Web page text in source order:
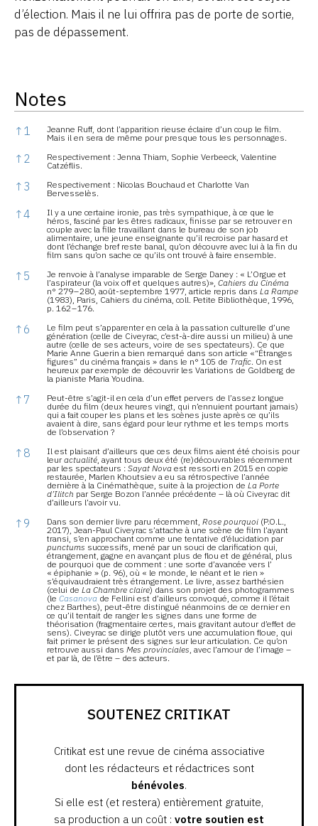
d’élection. Mais il ne lui offrira pas de porte de sortie,
pas de dépassement.
Notes
Notes
↑ 1
Jeanne Ruff, dont l’apparition rieuse éclaire d’un coup le film.
Mais il en sera de même pour presque tous les personnages.
↑ 2
Respectivement : Jenna Thiam, Sophie Verbeeck, Valentine
Catzéflis.
↑ 3
Respectivement : Nicolas Bouchaud et Charlotte Van
Bervesselès.
↑4
Il y a une certaine ironie, pas très sympathique, à ce que le
héros, fasciné par les êtres radicaux, finisse par se retrouver en
couple avec la fille travaillant dans le bureau de son job
alimentaire, une jeune enseignante qu’il recroise par hasard et
dont l’échange bref reste banal, qu’on découvre avec lui à la fin du
film sans qu’on sache ce qu’ils ont trouvé à faire ensemble.
↑ 5
Je renvoie à l’analyse imparable de Serge Daney : « L’Orgue et
l’aspirateur (la voix off et quelques autres)», Cahiers du Cinéma
n° 279 – 280, août-septembre 1977, article repris dans La Rampe
(1983), Paris, Cahiers du cinéma, coll. Petite Bibliothèque, 1996,
p. 162 – 176.
↑ 6
Le film peut s’apparenter en cela à la passation culturelle d’une
génération (celle de Civeyrac, c’est-à-dire aussi un milieu) à une
autre (celle de ses acteurs, voire de ses spectateurs). Ce que
Marie Anne Guerin a bien remarqué dans son article «“Étranges
figures” du cinéma français » dans le n° 105 de Trafic . On est
heureux par exemple de découvrir les Variations de Goldberg de
la pianiste Maria Youdina.
↑ 7
Peut-être s’agit-il en cela d’un effet pervers de l’assez longue
durée du film (deux heures vingt, qui n’ennuient pourtant jamais)
qui a fait couper les plans et les scènes juste après ce qu’ils
avaient à dire, sans égard pour leur rythme et les temps morts
de l’observation ?
↑ 8
Il est plaisant d’ailleurs que ces deux films aient été choisis pour
leuractualité , ayant tous deux été (re)découvrables récemment
par les spectateurs : Sayat Nova est ressorti en 2015 en copie
restaurée, Marlen Khoutsiev a eu sa rétrospective l’année
dernière à la Cinémathèque, suite à la projection de La Porte
d’Ilitch par Serge Bozon l’année précédente – là où Civeyrac dit
d’ailleurs l’avoir vu.
↑ 9 Dans son dernier livre paru récemment, Rose pourquoi (P.O.L.,
2017), Jean-Paul Civeyrac s’attache à une scène de film l’ayant
transi, s’en approchant comme une tentative d’élucidation par
punctums successifs, mené par un souci de clarification qui,
étrangement, gagne en avançant plus de flou et de général, plus
de pourquoi que de comment : une sorte d’avancée vers l’
« épiphanie » (p. 96), où « le monde, le néant et le rien »
s’équivaudraient très étrangement. Le livre, assez barthésien
(celui de La Chambre claire) dans son projet des photogrammes
(le Casanova de Fellini est d’ailleurs convoqué, comme il l’était
chez Barthes), peut-être distingué néanmoins de ce dernier en
ce qu’il tentait de ranger les signes dans une forme de
théorisation (fragmentaire certes, mais gravitant autour d’effet de
sens). Civeyrac se dirige plutôt vers une accumulation floue, qui
fait primer le présent des signes sur leur articulation. Ce qu’on
retrouve aussi dans Mes provinciales , avec l’amour de l’image –
et par là, de l’être – des acteurs.
SOUTENEZ CRITIKAT
Critikat est une revue de cinéma associative
dont les rédacteurs et rédactrices sont
bénévoles.
Si elle est (et restera) entièrement gratuite,
sa production a un coût : votre soutien est